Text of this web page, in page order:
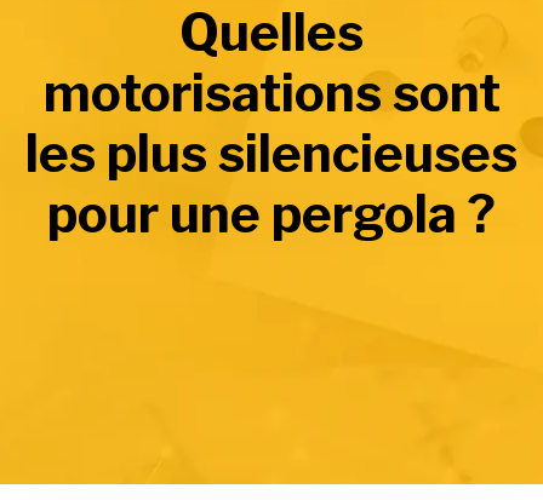
Quelles
motorisations sont
les plus silencieuses
pour une pergola ?